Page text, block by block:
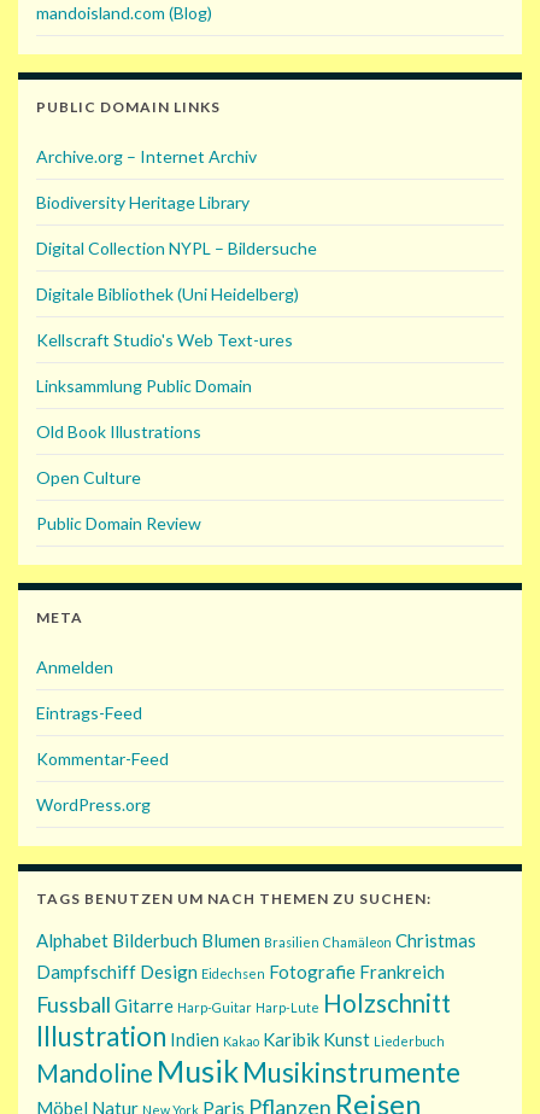
mandoisland.com (Blog)
PUBLIC DOMAIN LINKS
Archive.org – Internet Archiv
Biodiversity Heritage Library
Digital Collection NYPL – Bildersuche
Digitale Bibliothek (Uni Heidelberg)
Kellscraft Studio's Web Text-ures
Linksammlung Public Domain
Old Book Illustrations
Open Culture
Public Domain Review
META
Anmelden
Eintrags-Feed
Kommentar-Feed
WordPress.org
TAGS BENUTZEN UM NACH THEMEN ZU SUCHEN:
Alphabet Bilderbuch Blumen Brasilien Chamäleon Christmas
Dampfschiff Design Eidechsen Fotografie Frankreich
Fussball Gitarre Harp-Guitar Harp-Lute Holzschnitt
Illustration Indien Kakao Karibik Kunst Liederbuch
Mandoline MusikMusikinstrumente
Möbel Natur New York Paris Pflanzen Reisen